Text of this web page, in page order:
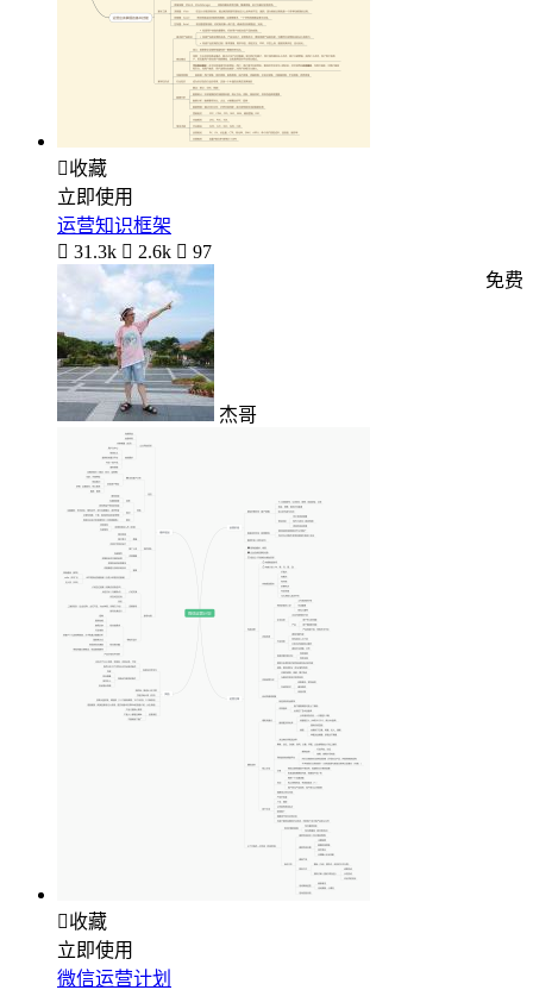
收藏
立即使用
运营知识框架
 31.3k  2.6k  97
杰哥
免费
收藏
立即使用
微信运营计划